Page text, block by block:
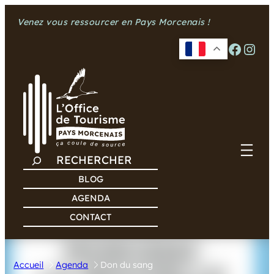
Venez vous ressourcer en Pays Morcenais !
Facebook Instagram
C
H
R
H
BLOG
AGENDA
CONTACT
Accueil Agenda Don du sang